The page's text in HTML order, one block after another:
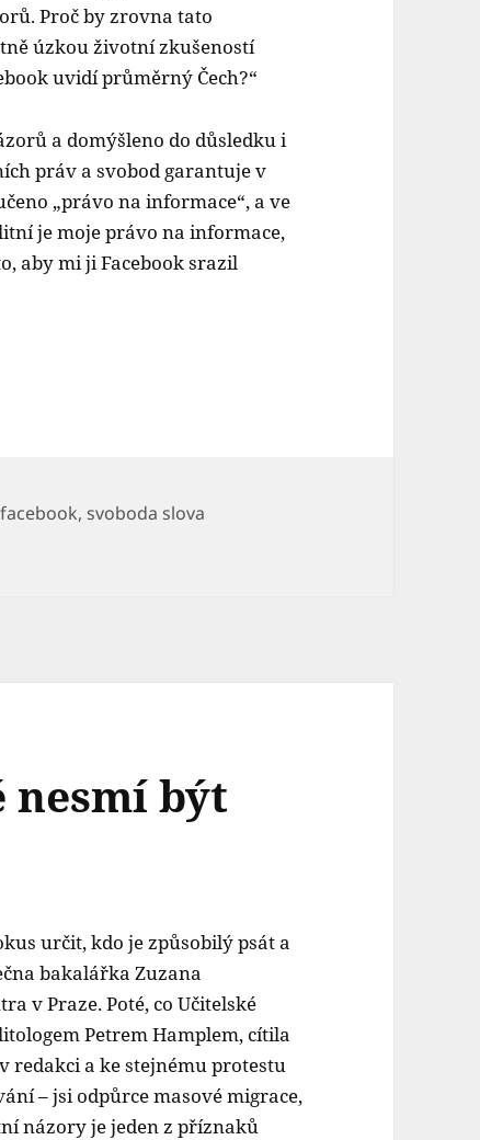
Proč by zrovna tato
úzkou životní zkušeností
uvidí průměrný Čech?“
a domýšleno do důsledku i
práv a svobod garantuje v
„právo na informace“, a ve
je moje právo na informace,
aby mi ji Facebook srazil
facebook, svoboda slova
českého Facebooku se stává Demagog.cz
nesmí být
určit, kdo je způsobilý psát a
bakalářka Zuzana
v Praze. Poté, co Učitelské
Petrem Hamplem, cítila
redakci a ke stejnému protestu
– jsi odpůrce masové migrace,
názory je jeden z příznaků